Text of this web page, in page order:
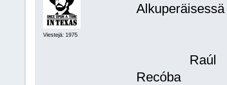
Viestejä: 1975
Raúl